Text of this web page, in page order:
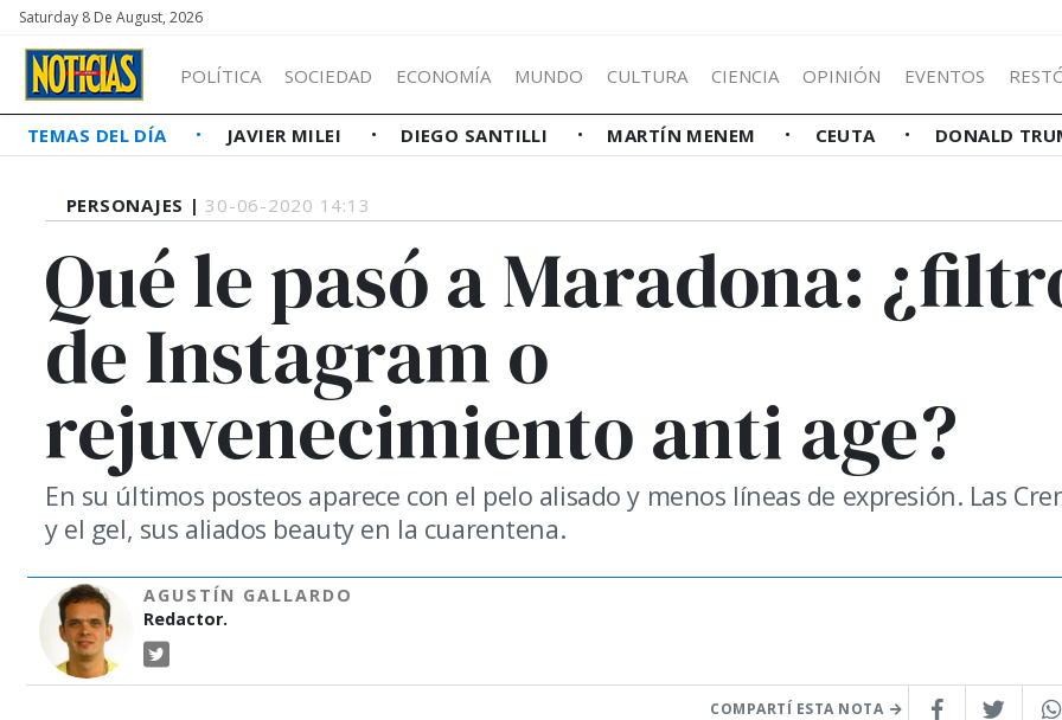
Saturday 8 De August, 2026
POLÍTICA SOCIEDAD ECONOMÍA MUNDO CULTURA CIENCIA OPINIÓN EVENTOS
TEMAS DEL DÍA JAVIER MILEI DIEGO SANTILLI MARTÍN MENEM CEUTA DONALD
PERSONAJES |30-06-2020 14:13
Qué le pasó a Maradona:
de Instagram o
rejuvenecimiento anti age?
En su últimos posteos aparece con el pelo alisado y menos líneas de expresión. Las
y el gel, sus aliados beauty en la cuarentena.
AGUSTÍN GALLARDO
Redactor.
COMPARTÍ ESTA NOTA